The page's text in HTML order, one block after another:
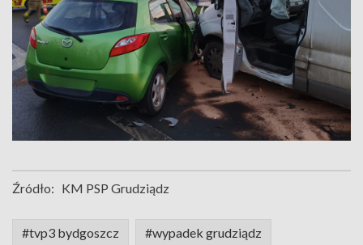
Źródło: KM PSP Grudziądz
#tvp3 bydgoszcz #wypadek grudziądz